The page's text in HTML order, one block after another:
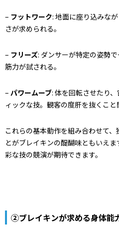
– フットワーク: 地面に座り込みな
さが求められる。
– フリーズ: ダンサーが特定の姿勢
筋力が試される。
– パワームーブ: 体を回転させたり
ィックな技。観客の度肝を抜くこと
これらの基本動作を組み合わせて
とがブレイキンの醍醐味ともいえ
彩な技の競演が期待できます。
②ブレイキンが求める身体能